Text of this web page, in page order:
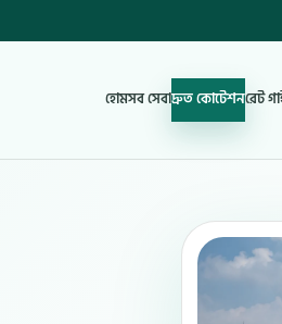
হোমসব সেবাদ্রুত কোটেশনরেট